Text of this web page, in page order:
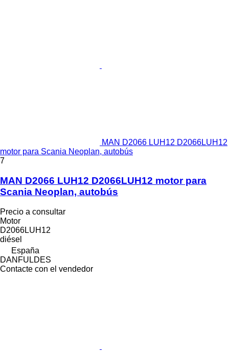
MAN D2066 LUH12 D2066LUH12
motor para Scania Neoplan, autobús
7
MAN D2066 LUH12 D2066LUH12 motor para
Scania Neoplan, autobús
Precio a consultar
Motor
D2066LUH12
diésel
España
DANFULDES
Contacte con el vendedor